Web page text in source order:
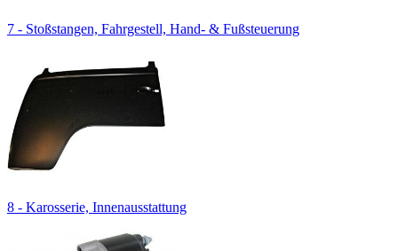
7 - Stoßstangen, Fahrgestell, Hand- & Fußsteuerung
8 - Karosserie, Innenausstattung